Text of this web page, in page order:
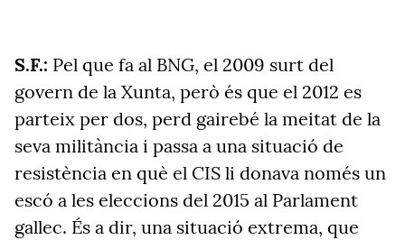
S.F.: Pel que fa al BNG, el 2009 surt del
govern de la Xunta, però és que el 2012 es
parteix per dos, perd gairebé la meitat de la
seva militància i passa a una situació de
resistència en què el CIS li donava només un
escó a les eleccions del 2015 al Parlament
gallec. És a dir, una situació extrema, que